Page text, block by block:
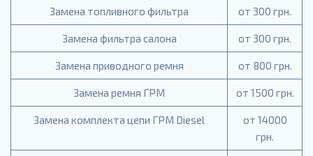
Замена топливного фильтра от 300 грн.
Замена фильтра салона от 300 грн.
Замена приводного ремня от 800 грн.
Замена ремня ГРМ от 1500 грн.
Замена комплекта цепи ГРМ Diesel
от 14000
грн.